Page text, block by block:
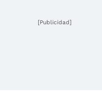
[Publicidad]